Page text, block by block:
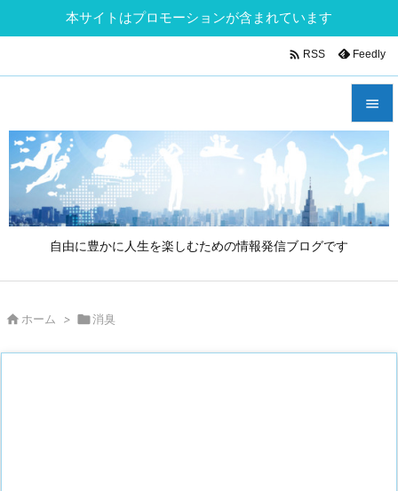
本サイトはプロモーションが含まれています
自由に豊かに人生を楽しむための情報発信ブログです


メニュ

サイド


 RSS Feedly
ホーム > 消臭